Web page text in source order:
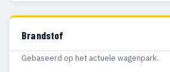
1982 40
1981
Brandstof
Gebaseerd op het actuele wagenpark.